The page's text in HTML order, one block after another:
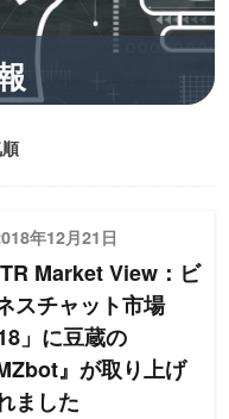
年12月21日
Market View：ビ
スチャット市場
」に豆蔵の
MZbot』が取り上げ
ました